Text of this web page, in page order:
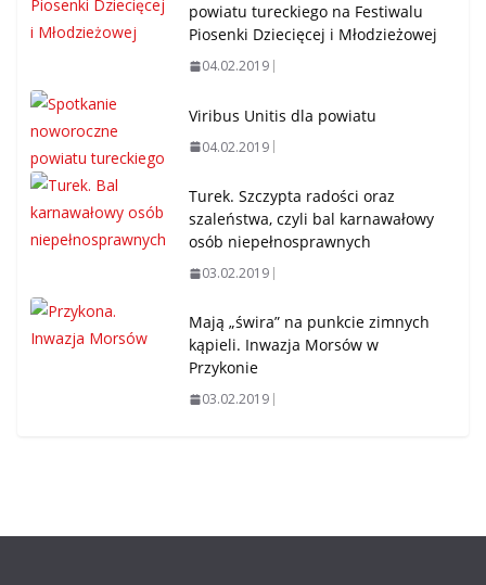
powiatu tureckiego na Festiwalu
Piosenki Dziecięcej i Młodzieżowej
04.02.2019
Viribus Unitis dla powiatu
04.02.2019
Turek. Szczypta radości oraz
szaleństwa, czyli bal karnawałowy
osób niepełnosprawnych
03.02.2019
Mają „świra” na punkcie zimnych
kąpieli. Inwazja Morsów w
Przykonie
03.02.2019